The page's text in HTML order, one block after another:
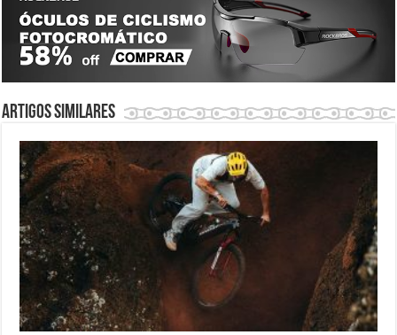
Artigos similares